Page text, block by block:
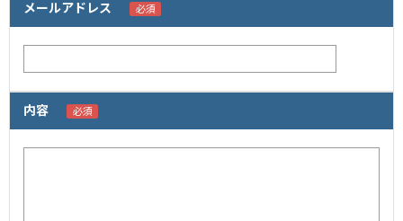
メールアドレス
内容